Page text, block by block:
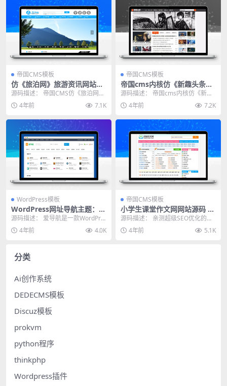
帝国CMS模板
仿《旅泊网》旅游资讯网站源
码 同步插件+H5会员投稿+火
车头采集 帝国cms7.5内核
源码描述： 帝国CMS仿《旅泊网》
旅游模板程序，带手机版，送火车
头采集 开发环境...
4年前 7.1K
帝国CMS模板
帝国cms内核仿《新趣头条》
娱乐游戏资讯网站源码
源码描述： 帝国cms内核仿《新趣
头条》娱乐游戏资讯网站源码，适
合做电竞，娱乐，...
4年前 7.2K
WordPress模板
WordPress网址导航主题：简
洁响应式主题巴巴风格模板
源码描述： 爱导航是一款WordPre
ss网址导航大全主题风格，适用建
立好看、强...
4年前 4.0K
帝国CMS模板
小学生课堂作文网网站源码 帝
国CMS7.5内核 超强SEO优化
带手机端带数据带火车头采集
源码描述： 亲测超级SEO优化的网
站源码,本站优化修复了一些错误，
真正可以使用，...
4年前 5.1K
分类
Ai创作系统
DEDECMS模板
Discuz模板
prokvm
python程序
thinkphp
Wordpress插件